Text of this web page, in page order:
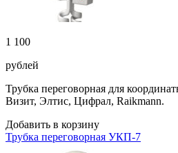
1 100
рублей
Трубка переговорная для
Визит, Элтис, Цифрал, Raikmann.
Добавить в корзину
Трубка переговорная УКП-7